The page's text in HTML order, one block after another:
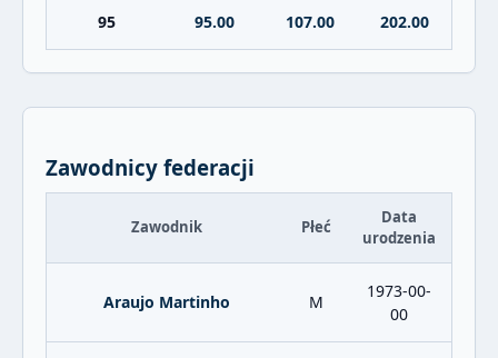
95 95.00 107.00 202.00
Zawodnicy federacji
Zawodnik Płeć
Data
urodzenia
Araujo Martinho M
1973-00-
00